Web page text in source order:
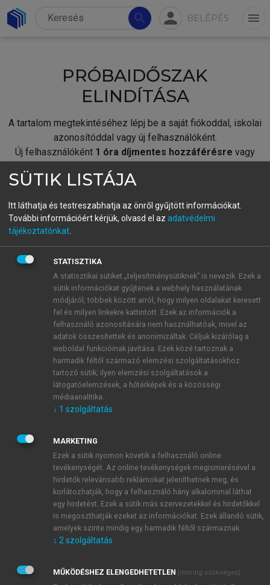
search person BELÉPÉS menu
PRÓBAIDŐSZAK
ELINDÍTÁSA
A tartalom megtekintéséhez lépj be a saját fiókoddal, iskolai
azonosítóddal vagy új felhasználóként.
Új felhasználóként 1 óra díjmentes hozzáférésre vagy
fiókoddal,vagy hozz létre új fiókot.
A regisztráció után apróbaidőszakautomatikusan
BELÉPÉS SAJÁT FIÓKKAL
ÚJ FIÓK LÉTREHOZÁSA
1 óra díjmentes hozzáférés
E-MAIL-CÍM
JELSZÓ
JELSZÓ ÚJRA
Kérek értesítést a MeRSZ újdonságairól, akcióiról.
Kérek értesítést az Akadémiai Kiadó Zrt. újdonságairól,
Adatkezelési tájékoztatóbanfoglaltakat tudomásul
SÜTIK LISTÁJA
Itt láthatja és testreszabhatja az önről gyűjtött információkat.
További információért kérjük, olvasd el az adatvédelmi
tájékoztatónkat
STATISZTIKA
A statisztikai sütiket „teljesítménysütiknek” is nevezik. Ezek a
sütik információkat gyűjtenek a webhely használatának
módjáról, többek között arról, hogy milyen oldalakat keresett
fel és milyen linkekre kattintott. Ezek az információk a
felhasználó azonosítására nem használhatóak, mivel az
adatok összesítettek és anonimizáltak. Céljuk kizárólag a
weboldal funkcióinak javítása. Ezek közé tartoznak a
harmadik féltől származó elemzési szolgáltatásokhoz
tartozó sütik; ilyen elemzési szolgáltatások a
látogatóelemzések, a hőtérképek és a közösségi
médiaanalitika.
↓ 1 szolgáltatás
MARKETING
Ezek a sütik nyomon követik a felhasználó online
tevékenységét. Az online tevékenységek megismerésével a
hirdetők relevánsabb reklámokat jeleníthetnek meg, és
korlátozhatják, hogy a felhasználó hány alkalommal láthat
egy hirdetést. Ezek a sütik más szervezetekkel és hirdetőkkel
is megoszthatják ezeket az információkat. Ezek állandó sütik,
amelyek szinte mindig egy harmadik féltől származnak.
↓ 2 szolgáltatás
MŰKÖDÉSHEZ ELENGEDHETETLEN (mindig szükséges)